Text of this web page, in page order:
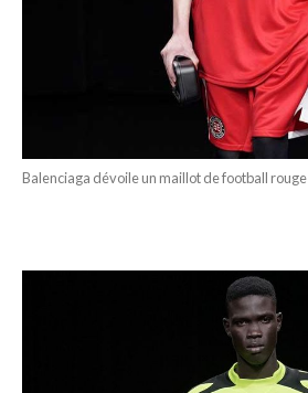
Balenciaga dévoile un maillot de football rouge